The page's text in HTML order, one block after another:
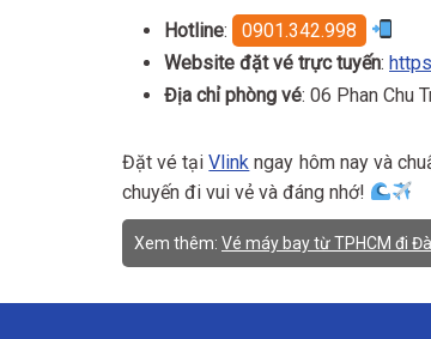
Hotline:
0901.342.998
Website đặt vé trực tuyến:
Địa chỉ phòng vé: 06 Phan Chu
Đặt vé tạiVlink ngay hôm nay và
chuyến đi vui vẻ và đáng nhớ!
Xem thêm: Vé máy bay từ TPHCM đi